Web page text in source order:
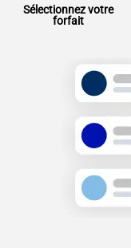
Sélectionnez votre
forfait